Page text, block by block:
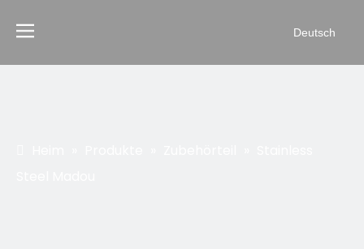
Deutsch